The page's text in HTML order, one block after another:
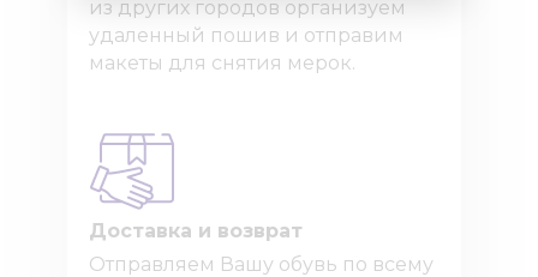
Доставка и возврат
из других городов организуем
удаленный пошив и отправим
макеты для снятия мерок.
Отправляем Вашу обувь по всему